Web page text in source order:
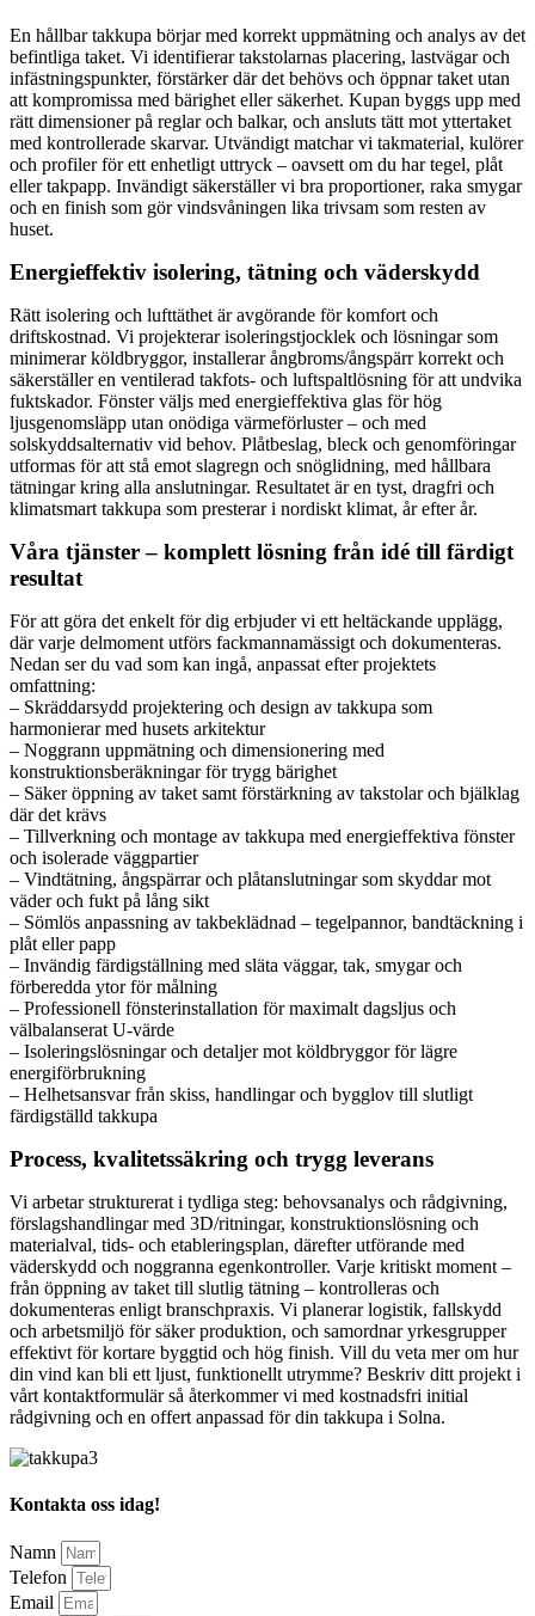
En hållbar takkupa börjar med korrekt uppmätning och analys av det
befintliga taket. Vi identifierar takstolarnas placering, lastvägar och
infästningspunkter, förstärker där det behövs och öppnar taket utan
att kompromissa med bärighet eller säkerhet. Kupan byggs upp med
rätt dimensioner på reglar och balkar, och ansluts tätt mot yttertaket
med kontrollerade skarvar. Utvändigt matchar vi takmaterial, kulörer
och profiler för ett enhetligt uttryck – oavsett om du har tegel, plåt
eller takpapp. Invändigt säkerställer vi bra proportioner, raka smygar
och en finish som gör vindsvåningen lika trivsam som resten av
huset.
Energieffektiv isolering, tätning och väderskydd
Rätt isolering och lufttäthet är avgörande för komfort och
driftskostnad. Vi projekterar isoleringstjocklek och lösningar som
minimerar köldbryggor, installerar ångbroms/ångspärr korrekt och
säkerställer en ventilerad takfots- och luftspaltlösning för att undvika
fuktskador. Fönster väljs med energieffektiva glas för hög
ljusgenomsläpp utan onödiga värmeförluster – och med
solskyddsalternativ vid behov. Plåtbeslag, bleck och genomföringar
utformas för att stå emot slagregn och snöglidning, med hållbara
tätningar kring alla anslutningar. Resultatet är en tyst, dragfri och
klimatsmart takkupa som presterar i nordiskt klimat, år efter år.
Våra tjänster – komplett lösning från idé till färdigt
resultat
För att göra det enkelt för dig erbjuder vi ett heltäckande upplägg,
där varje delmoment utförs fackmannamässigt och dokumenteras.
Nedan ser du vad som kan ingå, anpassat efter projektets
omfattning:
– Skräddarsydd projektering och design av takkupa som
harmonierar med husets arkitektur
– Noggrann uppmätning och dimensionering med
konstruktionsberäkningar för trygg bärighet
– Säker öppning av taket samt förstärkning av takstolar och bjälklag
där det krävs
– Tillverkning och montage av takkupa med energieffektiva fönster
och isolerade väggpartier
– Vindtätning, ångspärrar och plåtanslutningar som skyddar mot
väder och fukt på lång sikt
– Sömlös anpassning av takbeklädnad – tegelpannor, bandtäckning i
plåt eller papp
– Invändig färdigställning med släta väggar, tak, smygar och
förberedda ytor för målning
– Professionell fönsterinstallation för maximalt dagsljus och
välbalanserat U-värde
– Isoleringslösningar och detaljer mot köldbryggor för lägre
energiförbrukning
– Helhetsansvar från skiss, handlingar och bygglov till slutligt
färdigställd takkupa
Process, kvalitetssäkring och trygg leverans
Vi arbetar strukturerat i tydliga steg: behovsanalys och rådgivning,
förslagshandlingar med 3D/ritningar, konstruktionslösning och
materialval, tids- och etableringsplan, därefter utförande med
väderskydd och noggranna egenkontroller. Varje kritiskt moment –
från öppning av taket till slutlig tätning – kontrolleras och
dokumenteras enligt branschpraxis. Vi planerar logistik, fallskydd
och arbetsmiljö för säker produktion, och samordnar yrkesgrupper
effektivt för kortare byggtid och hög finish. Vill du veta mer om hur
din vind kan bli ett ljust, funktionellt utrymme? Beskriv ditt projekt i
vårt kontaktformulär så återkommer vi med kostnadsfri initial
rådgivning och en offert anpassad för din takkupa i Solna.
Kontakta oss idag!
Namn
Telefon
Email